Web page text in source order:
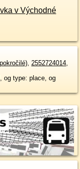
v Východné
, 2552724014,
og type: place, og